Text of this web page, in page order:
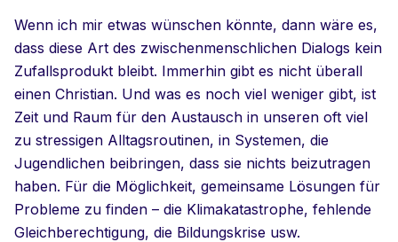
Wenn ich mir etwas wünschen könnte, dann wäre es,
dass diese Art des zwischenmenschlichen Dialogs kein
Zufallsprodukt bleibt. Immerhin gibt es nicht überall
einen Christian. Und was es noch viel weniger gibt, ist
Zeit und Raum für den Austausch in unseren oft viel
zu stressigen Alltagsroutinen, in Systemen, die
Jugendlichen beibringen, dass sie nichts beizutragen
haben. Für die Möglichkeit, gemeinsame Lösungen für
Probleme zu finden – die Klimakatastrophe, fehlende
Gleichberechtigung, die Bildungskrise usw.